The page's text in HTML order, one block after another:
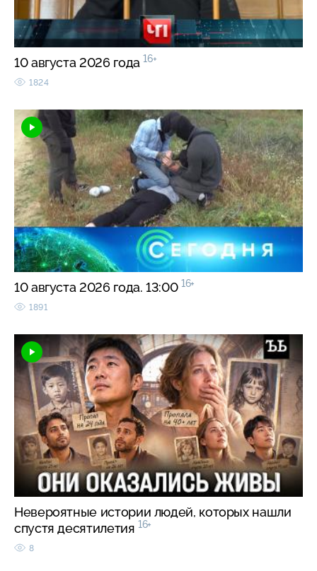
10 августа 2026 года 16+
1824
10 августа 2026 года. 13:00 16+
1891
Невероятные истории людей, которых нашли
спустя десятилетия 16+
8